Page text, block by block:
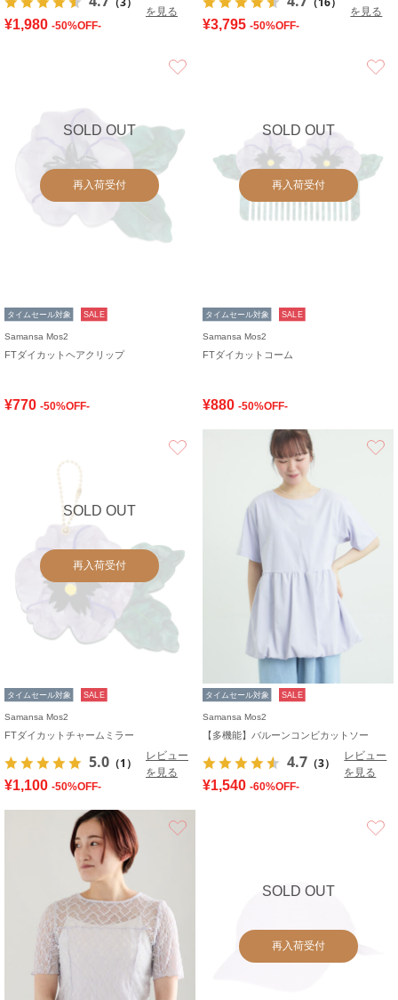
を見る
¥1,980 -50%OFF-
を見る
¥3,795 -50%OFF-
SOLD OUT
再入荷受付
タイムセール対象 SALE
Samansa Mos2
FTダイカットヘアクリップ
¥770 -50%OFF-
SOLD OUT
再入荷受付
タイムセール対象 SALE
Samansa Mos2
FTダイカットコーム
¥880 -50%OFF-
SOLD OUT
再入荷受付
タイムセール対象 SALE
Samansa Mos2
FTダイカットチャームミラー
5.0 （1）
レビュー
を見る
¥1,100 -50%OFF-
タイムセール対象 SALE
Samansa Mos2
【多機能】バルーンコンビカットソー
4.7 （3）
レビュー
を見る
¥1,540 -60%OFF-
SOLD OUT
再入荷受付